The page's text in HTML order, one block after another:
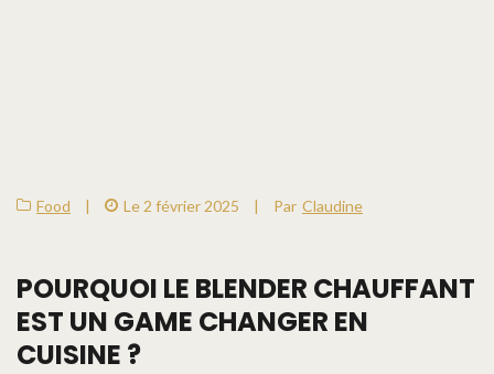
Food | Le 2 février 2025 | Par Claudine
POURQUOI LE BLENDER CHAUFFANT
EST UN GAME CHANGER EN
CUISINE ?